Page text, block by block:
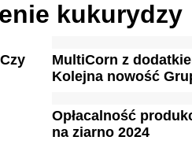
kukurydzy
MultiCorn z
Kolejna nowość
Opłacalność
na ziarno 2024